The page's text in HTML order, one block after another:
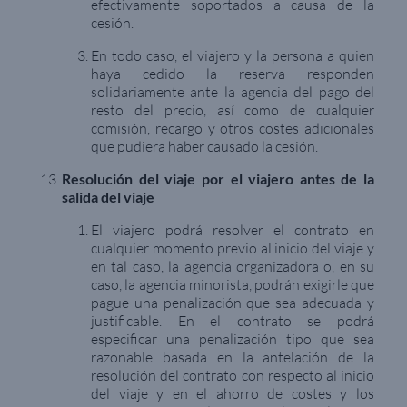
efectivamente soportados a causa de la
cesión.
En todo caso, el viajero y la persona a quien
haya cedido la reserva responden
solidariamente ante la agencia del pago del
resto del precio, así como de cualquier
comisión, recargo y otros costes adicionales
que pudiera haber causado la cesión.
Resolución del viaje por el viajero antes de la
salida del viaje
El viajero podrá resolver el contrato en
cualquier momento previo al inicio del viaje y
en tal caso, la agencia organizadora o, en su
caso, la agencia minorista, podrán exigirle que
pague una penalización que sea adecuada y
justificable. En el contrato se podrá
especificar una penalización tipo que sea
razonable basada en la antelación de la
resolución del contrato con respecto al inicio
del viaje y en el ahorro de costes y los